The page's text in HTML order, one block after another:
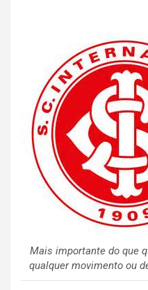
Mais importante do que
qualquer movimento ou